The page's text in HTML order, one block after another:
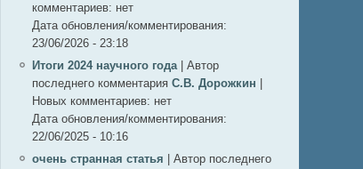
комментариев: нет
Дата обновления/комментирования:
23/06/2026 - 23:18
Итоги 2024 научного года
Автор
последнего комментария С.В. Дорожкин
Новых комментариев: нет
Дата обновления/комментирования:
22/06/2025 - 10:16
очень странная статья
Автор последнего